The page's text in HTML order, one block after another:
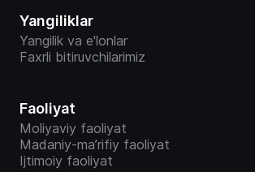
Yangiliklar
Yangilik va e'lonlar
Faxrli bitiruvchilarimiz
Faoliyat
Moliyaviy faoliyat
Madaniy-ma’rifiy faoliyat
Ijtimoiy faoliyat